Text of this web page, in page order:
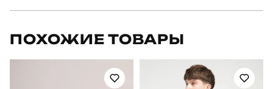
TSfu4002XLdge
ПОХОЖИЕ ТОВАРЫ